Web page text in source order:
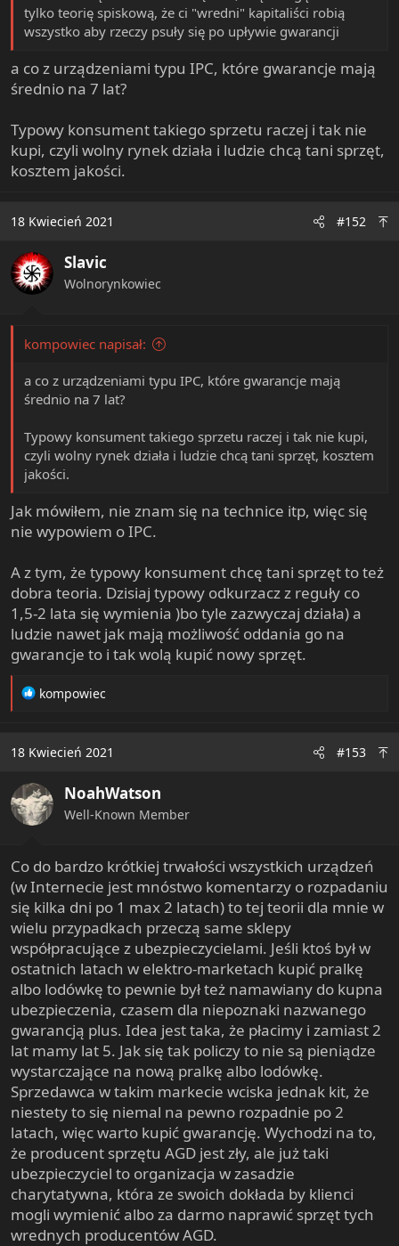
tylko teorię spiskową, że ci "wredni" kapitaliści robią
wszystko aby rzeczy psuły się po upływie gwarancji
a co z urządzeniami typu IPC, które gwarancje mają
średnio na 7 lat?
Typowy konsument takiego sprzetu raczej i tak nie
kupi, czyli wolny rynek działa i ludzie chcą tani sprzęt,
kosztem jakości.
18 Kwiecień 2021 #152
Slavic
Wolnorynkowiec
kompowiec napisał:
a co z urządzeniami typu IPC, które gwarancje mają
średnio na 7 lat?
Typowy konsument takiego sprzetu raczej i tak nie kupi,
czyli wolny rynek działa i ludzie chcą tani sprzęt, kosztem
jakości.
Jak mówiłem, nie znam się na technice itp, więc się
nie wypowiem o IPC.
A z tym, że typowy konsument chcę tani sprzęt to też
dobra teoria. Dzisiaj typowy odkurzacz z reguły co
1,5-2 lata się wymienia )bo tyle zazwyczaj działa) a
ludzie nawet jak mają możliwość oddania go na
gwarancje to i tak wolą kupić nowy sprzęt.
R
t
o
n
s
kompowiec
18 Kwiecień 2021 #153
NoahWatson
Well-Known Member
Co do bardzo krótkiej trwałości wszystkich urządzeń
(w Internecie jest mnóstwo komentarzy o rozpadaniu
się kilka dni po 1 max 2 latach) to tej teorii dla mnie w
wielu przypadkach przeczą same sklepy
współpracujące z ubezpieczycielami. Jeśli ktoś był w
ostatnich latach w elektro-marketach kupić pralkę
albo lodówkę to pewnie był też namawiany do kupna
ubezpieczenia, czasem dla niepoznaki nazwanego
gwarancją plus. Idea jest taka, że płacimy i zamiast 2
lat mamy lat 5. Jak się tak policzy to nie są pieniądze
wystarczające na nową pralkę albo lodówkę.
Sprzedawca w takim markecie wciska jednak kit, że
niestety to się niemal na pewno rozpadnie po 2
latach, więc warto kupić gwarancję. Wychodzi na to,
że producent sprzętu AGD jest zły, ale już taki
ubezpieczyciel to organizacja w zasadzie
charytatywna, która ze swoich dokłada by klienci
mogli wymienić albo za darmo naprawić sprzęt tych
wrednych producentów AGD.